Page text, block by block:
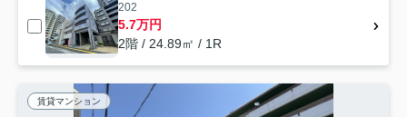
202
5.7万円
2階 / 24.89㎡ / 1R
賃貸マンション